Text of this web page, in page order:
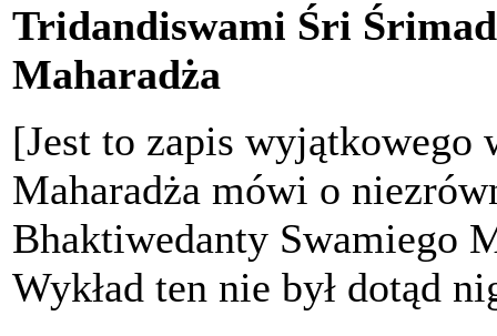
Tridandiswami Śri
Maharadża
[Jest to zapis wyjątkowego
Maharadża mówi o
Bhaktiwedanty Swamiego
Wykład ten nie był dotąd